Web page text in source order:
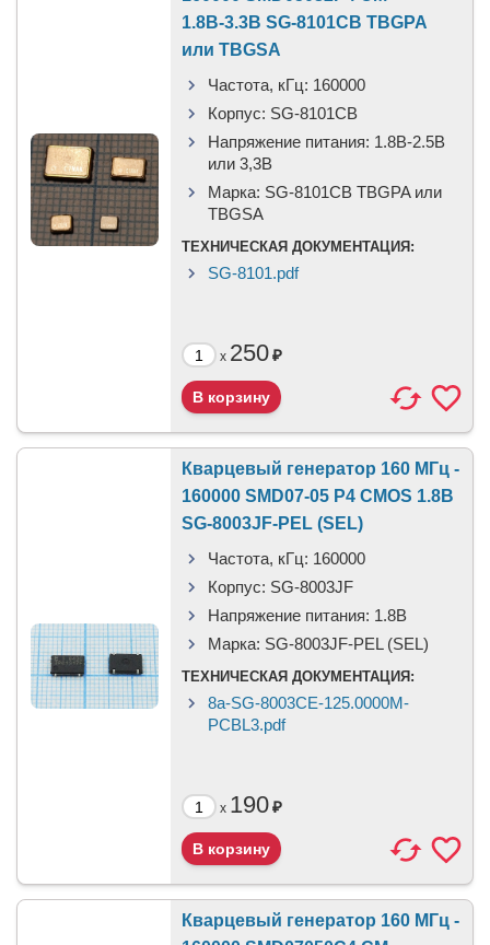
1.8В-3.3В SG-8101CB TBGPA
или TBGSA
Частота, кГц: 160000
Корпус: SG-8101CB
Напряжение питания: 1.8В-2.5B
или 3,3B
Марка: SG-8101CB TBGPA или
TBGSA
ТЕХНИЧЕСКАЯ ДОКУМЕНТАЦИЯ:
SG-8101.pdf
x 250₽
Кварцевый генератор 160 МГц -
160000 SMD07-05 P4 CMOS 1.8В
SG-8003JF-PEL (SEL)
Частота, кГц: 160000
Корпус: SG-8003JF
Напряжение питания: 1.8В
Марка: SG-8003JF-PEL (SEL)
ТЕХНИЧЕСКАЯ ДОКУМЕНТАЦИЯ:
8a-SG-8003CE-125.0000M-
PCBL3.pdf
x 190₽
Кварцевый генератор 160 МГц -